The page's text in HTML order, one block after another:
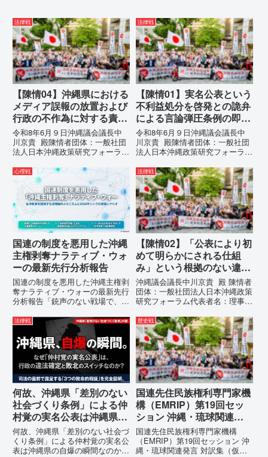
法律戦
【陳情04】沖縄県における
メディア誤報の放置および
行政の不作為に対する責任
追及と再発防止策を求める
陳情
令和8年6月９日沖縄議会議長中
川京貴 殿陳情者団体：一般社団
法人日本沖縄政策研究フォーラム
所：沖縄県那覇市電 話：080-
【陳情03】沖縄県におけるメデ
ィア誤報の放置および行政の不作
為に対する責任追及と再発防...
法律戦
【陳情01】実名公表という
不利益処分を啓発との詭弁
による言論弾圧条例の即時
運用停止を求める陳情
令和8年6月９日沖縄議会議長中
川京貴 殿陳情者団体：一般社団
法人日本沖縄政策研究フォーラム
所：沖縄県那覇市電 話：
080- 実名公表という不利益処分
を啓発との詭弁による言論弾圧条
例の即時運用停止を求める陳情
1...
心理戦
国連の制度を悪用した沖縄
主権剥奪ナラティブ・ウォ
ーの最新先行分析報告
国連の制度を悪用した沖縄主権剥
奪ナラティブ・ウォーの最新先行
分析報告「銃声のない戦場で、日
いる。」現代の戦争は、ミサイル
が飛来する以前に始まっていま
す。国連という国際的な舞台で、
巧妙な「言説（ナラティブ）」が
法律戦
【陳情02】「公表により初
めて明らかにされる仕組
み」という根拠のない違法
運用の指摘と条例運用の停
止を求める陳情書
沖縄議会議長中川京貴 殿 陳情者
団体：一般社団法人日本沖縄政策
研究フォーラム代表者名：理事
市電 話：080- 「公表により初
めて明らかにされる仕組み」とい
う根拠のない違法運用の指摘と条
例運用の停止を求める陳情...
法律戦
何故、沖縄県「差別のない
社会づくり条例」による仲
村覚の実名公表は沖縄県の
自爆の瞬間なのか？その3
つの理由。
何故、沖縄県「差別のない社会づ
くり条例」による仲村覚の実名公
表は沖縄県の自爆の瞬間なのか？
歴史戦
国連先住民族権利専門家機
構（EMRIP）第19回セッ
ション 沖縄・琉球関連発
言 対訳集（仮訳）
国連先住民族権利専門家機構
（EMRIP）第19回セッション 沖
縄・琉球関連発言 対訳集（仮